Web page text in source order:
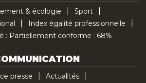
& écologie
Sport
Index égalité professionnelle
: Partiellement conforme : 68%
presse
Actualités